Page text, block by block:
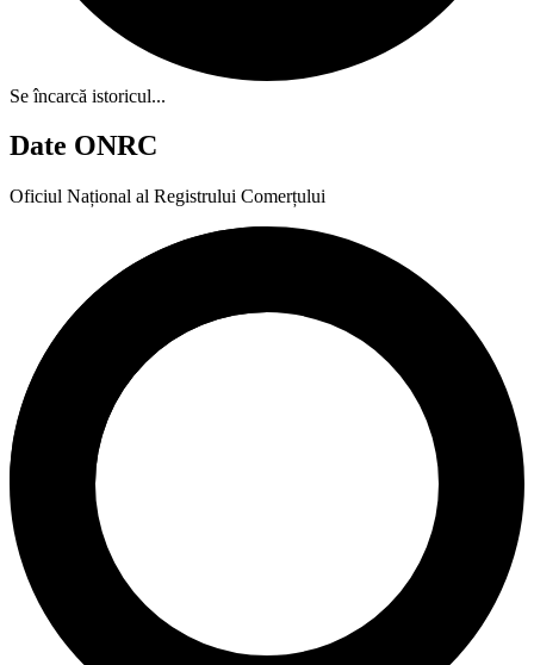
Se încarcă istoricul...
Date ONRC
Oficiul Național al Registrului Comerțului